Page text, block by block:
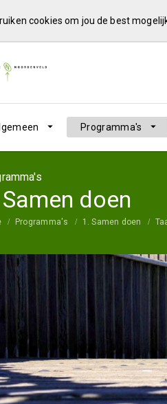
cookies om jou de best
Programma's
doen
Programma's 1. Samen doen